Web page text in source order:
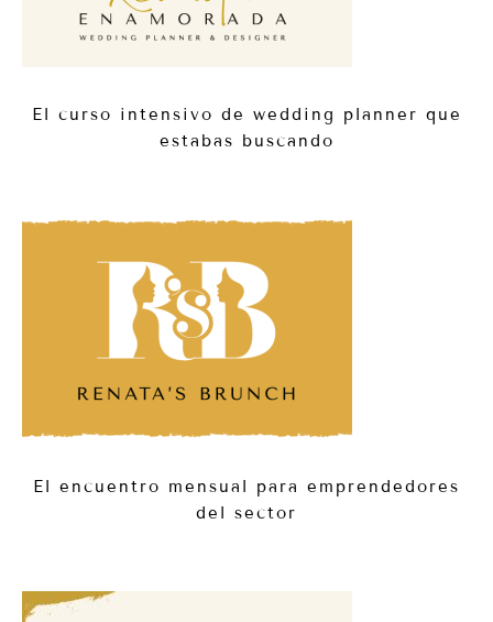
El curso intensivo de wedding planner que
estabas buscando
El encuentro mensual para emprendedores
del sector